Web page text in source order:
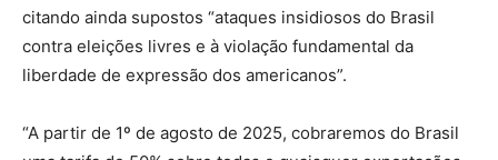
citando ainda supostos “ataques insidiosos do Brasil
contra eleições livres e à violação fundamental da
liberdade de expressão dos americanos”.
“A partir de 1º de agosto de 2025, cobraremos do Brasil